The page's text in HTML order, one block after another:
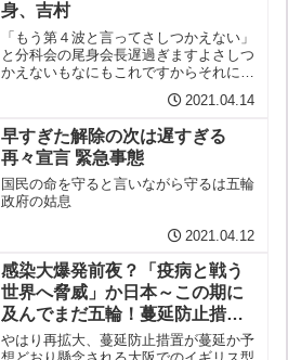
身、吉村
「もう第４波と言ってさしつかえない」
と分科会の尾身会長遅過ぎますよさしつ
かえないもなにもこれですからそれにま
見極めると菅総理だが大して効果のあろ
うはずもない集団感染の発生は他の方が
多いのだから！尾身会長が...
2021.04.14
早すぎた解除の次は遅すぎる
再々宣言 緊急事態
国民の命を守ると言いながら守るは五輪
政府の姑息
2021.04.12
感染大爆発前夜？「疫病と戦う
世界へ脅威」か日本～この期に
及んでまだ五輪！蔓延防止措置
が蔓延、、
やはり再拡大、蔓延防止措置が蔓延か予